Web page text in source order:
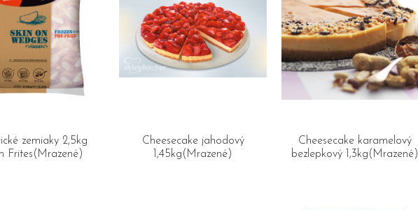
zemiaky 2,5kg
Frites(Mrazené)
Cheesecake jahodový
1,45kg(Mrazené)
Cheesecake karamelový
bezlepkový 1,3kg(Mrazené)